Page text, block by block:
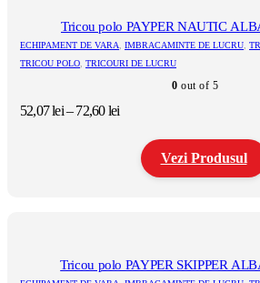
Tricou polo PAYPER NAUTIC
ECHIPAMENT DE VARA, IMBRACAMINTE DE LUCRU,
TRICOU POLO, TRICOURI DE LUCRU
0 out of 5
52,07lei– 72,60leiInterval
prețuri:
52,07 leiVezi Produsul
variații.
Tricou polo PAYPER SKIPPER